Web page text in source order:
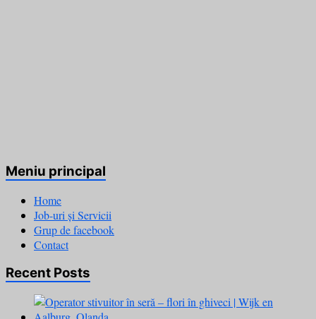
Meniu principal
Home
Job-uri și Servicii
Grup de facebook
Contact
Recent Posts